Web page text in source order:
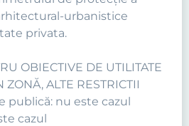
urbanistice
privata.
OBIECTIVE DE UTILITATE
ZONĂ, ALTE RESTRICTII
publică: nu este cazul
cazul